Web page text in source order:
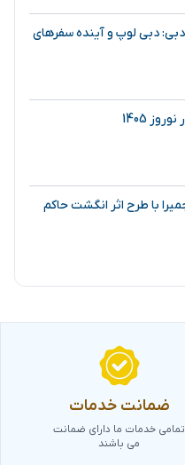
دبی: دبی لوپ و آینده سفرهای
1405
با طرح اثر انگشت حاکم
ضمانت خدمات
تمامی خدمات ما دارای ضمانت
می باشند